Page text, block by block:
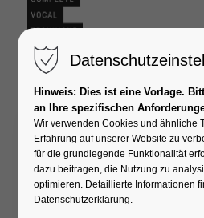
CVT Workshop -
Klangfarben &
Hinweis: Dies ist eine Vorlage.
an Ihre spezifischen
Wir verwenden Cookies und ähnliche
Erfahrung auf unserer Website zu
für die grundlegende Funktionalität
dazu beitragen, die Nutzung zu
optimieren. Detaillierte Informationen
Datenschutzerklärung.